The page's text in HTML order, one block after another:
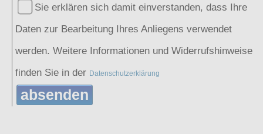
Sie erklären sich damit einverstanden, dass Ihre
Daten zur Bearbeitung Ihres Anliegens verwendet
werden. Weitere Informationen und Widerrufshinweise
finden Sie in der Datenschutzerklärung
absenden